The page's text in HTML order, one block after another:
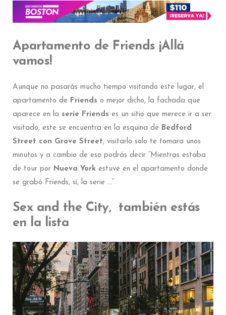
Apartamento de Friends ¡Allá
vamos!
Aunque no pasarás mucho tiempo visitando este lugar, el
apartamento de Friends o mejor dicho, la fachada que
aparece en la serie Friends es un sitio que merece ir a ser
visitado, este se encuentra en la esquina de Bedford
Street con Grove Street, visitarlo solo te tomara unos
minutos y a cambio de eso podrás decir “Mientras estaba
de tour por Nueva York estuve en el apartamento donde
se grabó Friends, sí, la serie …”
Sex and the City, también estás
en la lista